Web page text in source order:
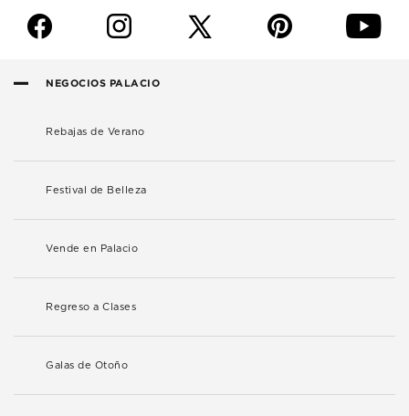
f i p y
NEGOCIOS PALACIO
Rebajas de Verano
Festival de Belleza
Vende en Palacio
Regreso a Clases
Galas de Otoño